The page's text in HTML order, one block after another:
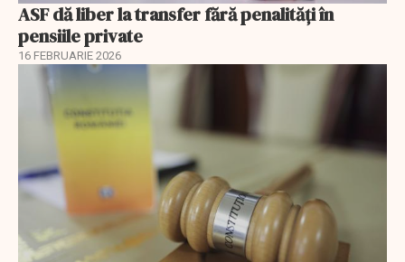
ASF dă liber la transfer fără penalități în
pensiile private
16 FEBRUARIE 2026